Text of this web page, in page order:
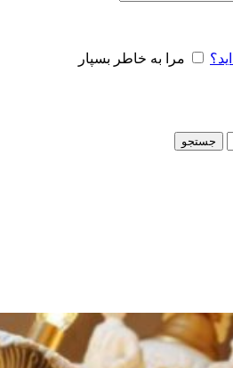
مرا به خاطر بسپار
جستجو